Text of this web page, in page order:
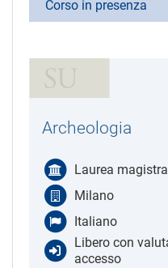
Corso in presenza
Archeologia
Laurea
Milano
Italiano
Libero con
accesso